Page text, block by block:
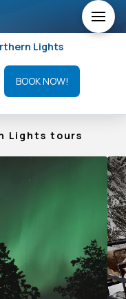
Lights
BOOK NOW!
Lights tours